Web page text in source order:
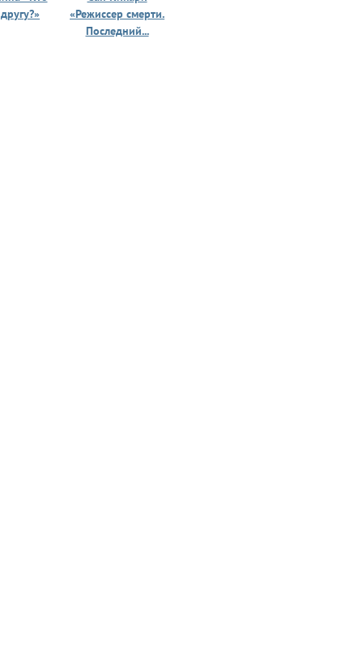
«Режиссер смерти.
Последний...